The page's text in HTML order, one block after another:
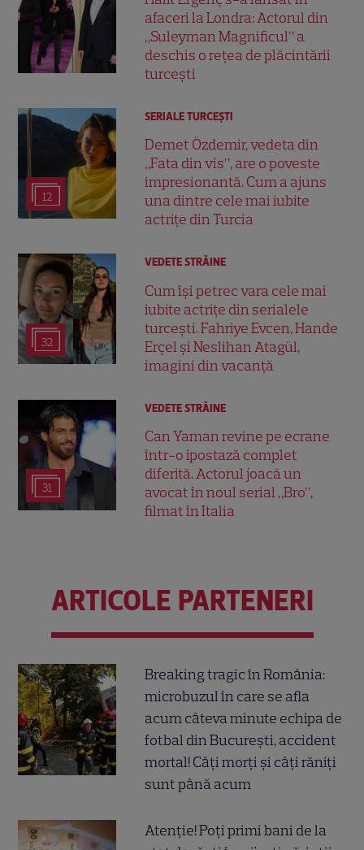
afaceri la Londra: Actorul din
„Suleyman Magnificul” a
deschis o rețea de plăcintării
turcești
12
SERIALE TURCEŞTI
Demet Özdemir, vedeta din
„Fata din vis”, are o poveste
impresionantă. Cum a ajuns
una dintre cele mai iubite
actrițe din Turcia
32
VEDETE STRĂINE
Cum își petrec vara cele mai
iubite actrițe din serialele
turcești. Fahriye Evcen, Hande
Erçel și Neslihan Atagül,
imagini din vacanță
31
VEDETE STRĂINE
Can Yaman revine pe ecrane
într-o ipostază complet
diferită. Actorul joacă un
avocat în noul serial „Bro”,
filmat în Italia
ARTICOLE PARTENERI
Breaking tragic în România:
microbuzul în care se afla
acum câteva minute echipa de
fotbal din București, accident
mortal! Câți morți și câți răniți
sunt până acum
Atenție! Poți primi bani de la